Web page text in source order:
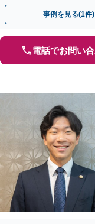
な問題も粘り強く対応し
事例を見る(1件)
電話でお問い